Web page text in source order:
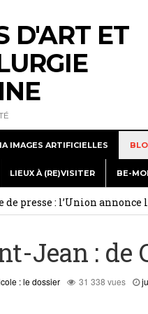
D'ART ET
IMAGES ARTIFICIELLES
LIEUX À (RE)VISITER BE-
de Dommartin-le-Franc
de presse : l’Union
Portes Ouvertes à
2026
Jean : de
: le dossier 31 338 vues